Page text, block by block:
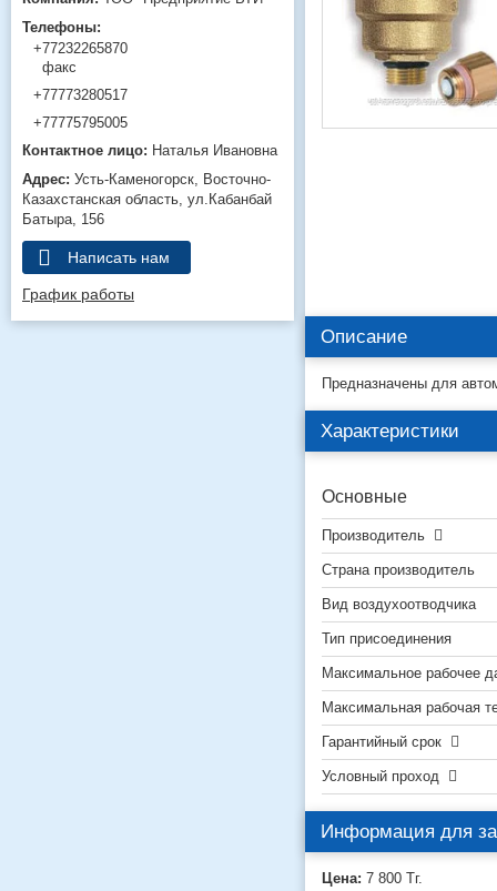
Описание
Предназначены для
Характеристики
Основные
Производитель
Страна производитель
Вид воздухоотводчика
Тип присоединения
Максимальное рабочее
Максимальная рабочая
Гарантийный срок
Условный проход
Информация для
Цена: 7 800 Тг.
+77232265870
факс
+77773280517
+77775795005
Наталья Ивановна
Усть-Каменогорск
Восточно-
Казахстанская область ул.Кабанбай
Батыра, 156
Написать нам
График работы